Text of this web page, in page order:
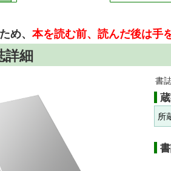
め、本を読む前、読んだ後は手
詳細
書
所